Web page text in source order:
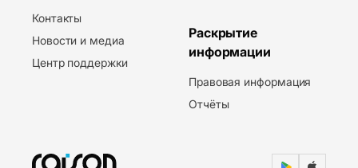
Контакты
Новости и медиа
Центр поддержки
Раскрытие
информации
Правовая информация
Отчёты